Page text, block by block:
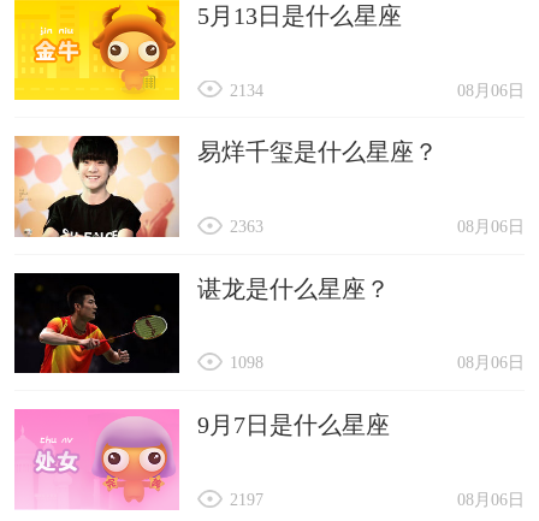
5月13日是什么星座
08月06日
2134
易烊千玺是什么星座？
08月06日
2363
谌龙是什么星座？
08月06日
1098
9月7日是什么星座
08月06日
2197